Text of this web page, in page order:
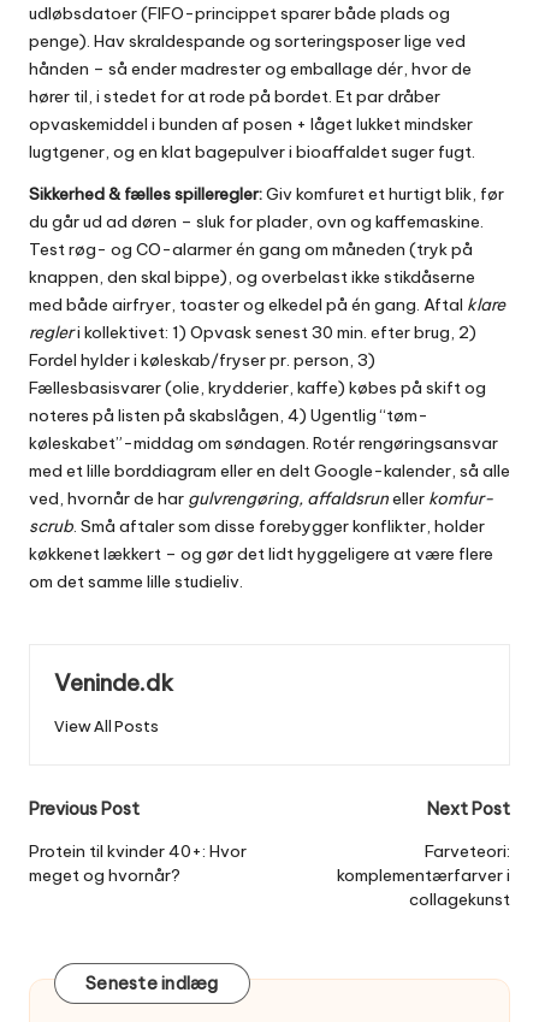
udløbsdatoer (FIFO-princippet sparer både plads og
penge). Hav skraldespande og sorteringsposer lige ved
hånden – så ender madrester og emballage dér, hvor de
hører til, i stedet for at rode på bordet. Et par dråber
opvaskemiddel i bunden af posen + låget lukket mindsker
lugtgener, og en klat bagepulver i bioaffaldet suger fugt.
Sikkerhed & fælles spilleregler:Giv komfuret et hurtigt blik, før
du går ud ad døren – sluk for plader, ovn og kaffemaskine.
Test røg- og CO-alarmer én gang om måneden (tryk på
knappen, den skal bippe), og overbelast ikke stikdåserne
med både airfryer, toaster og elkedel på én gang. Aftal klare
regleri kollektivet: 1) Opvask senest 30 min. efter brug, 2)
Fordel hylder i køleskab/fryser pr. person, 3)
Fællesbasisvarer (olie, krydderier, kaffe) købes på skift og
noteres på listen på skabslågen, 4) Ugentlig “tøm-
køleskabet”-middag om søndagen. Rotér rengøringsansvar
med et lille borddiagram eller en delt Google-kalender, så alle
ved, hvornår de har gulvrengøring, affaldsruneller komfur-
scrub. Små aftaler som disse forebygger konflikter, holder
køkkenet lækkert – og gør det lidt hyggeligere at være flere
om det samme lille studieliv.
Veninde.dk
View All Posts
Post
navigation
Previous Post
Protein til kvinder 40+: Hvor
meget og hvornår?
Next Post
Farveteori:
komplementærfarver i
collagekunst
Seneste indlæg